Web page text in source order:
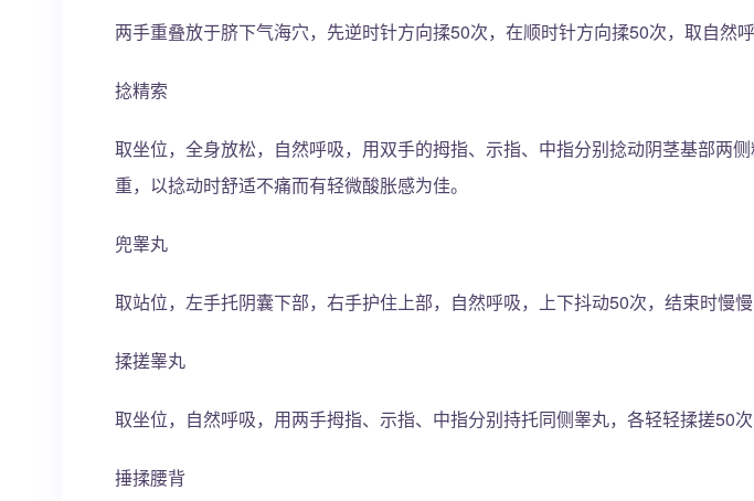
两手重叠放于脐下气海穴，先逆时针方向揉50次，在顺时针方向揉50次，取自然呼
捻精索
取坐位，全身放松，自然呼吸，用双手的拇指、示指、中指分别捻动阴茎基部两
重，以捻动时舒适不痛而有轻微酸胀感为佳。
兜睾丸
取站位，左手托阴囊下部，右手护住上部，自然呼吸，上下抖动50次，结束时慢慢
揉搓睾丸
取坐位，自然呼吸，用两手拇指、示指、中指分别持托同侧睾丸，各轻轻揉搓50次
捶揉腰背